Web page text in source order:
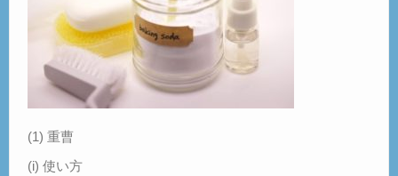
(1) 重曹
(i) 使い方